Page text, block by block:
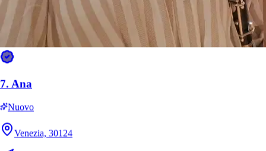
7. Ana
Nuovo
Venezia, 30124